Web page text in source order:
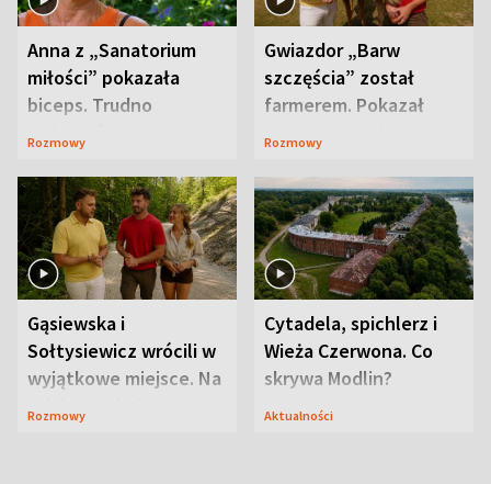
Anna z „Sanatorium
miłości” pokazała
biceps. Trudno
uwierzyć, co przeszła
Rozmowy
Gwiazdor „Barw
szczęścia” został
farmerem. Pokazał
swoje niezwykłe
Rozmowy
Gąsiewska i
Sołtysiewicz wrócili w
wyjątkowe miejsce. Na
szlaku czekał
Rozmowy
Cytadela, spichlerz i
Wieża Czerwona. Co
skrywa Modlin?
Aktualności